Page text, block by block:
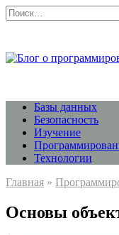
Перейти
к
Search
for:
Базы данных
Безопасность
Изучение
Технологии
Главная »
Основы